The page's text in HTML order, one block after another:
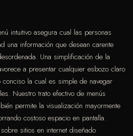
intuitivo asegura cual las personas
una información que desean carente
Una simplificación de la
a presentar cualquier esbozo claro
la cual es simple de navegar
Nuestro trato efectivo de menús
permite la visualización mayormente
costoso espacio en pantalla.
sitios en internet diseñado